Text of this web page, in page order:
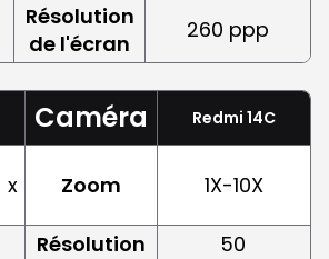
Résolution
de l'écran
260 ppp
Caméra Redmi 14C
x
Zoom 1X-10X
Résolution
50